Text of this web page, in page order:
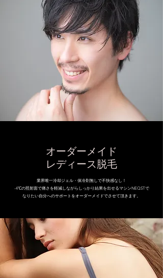
オーダーメイド
レディース脱毛
業界唯一冷却ジェル・保冷剤無しで不快感なし！
-4℃の照射面で痛さを軽減しながらしっかり結果を出せるマシンNEQSTで
なりたい自分へのサポートをオーダーメイドでさせて頂きます。